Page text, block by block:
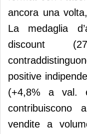
ancora una
La medaglia
discount
positive
(+4,8% a val.
contribuiscono
vendite a